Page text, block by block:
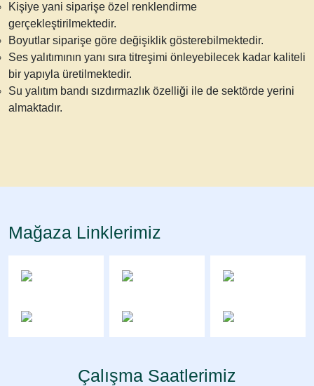
Kişiye yani siparişe özel renklendirme
gerçekleştirilmektedir.
Boyutlar siparişe göre değişiklik gösterebilmektedir.
Ses yalıtımının yanı sıra titreşimi önleyebilecek kadar kaliteli
bir yapıyla üretilmektedir.
Su yalıtım bandı sızdırmazlık özelliği ile de sektörde yerini
almaktadır.
Mağaza Linklerimiz
Çalışma Saatlerimiz